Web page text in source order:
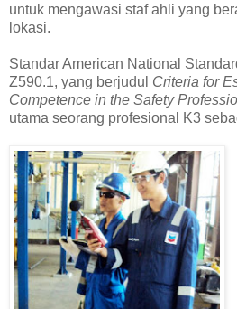
untuk mengawasi staf ahli yang
lokasi.
Standar American National
Z590.1, yang berjudul Criteria for
Competence in the Safety
utama seorang profesional K3